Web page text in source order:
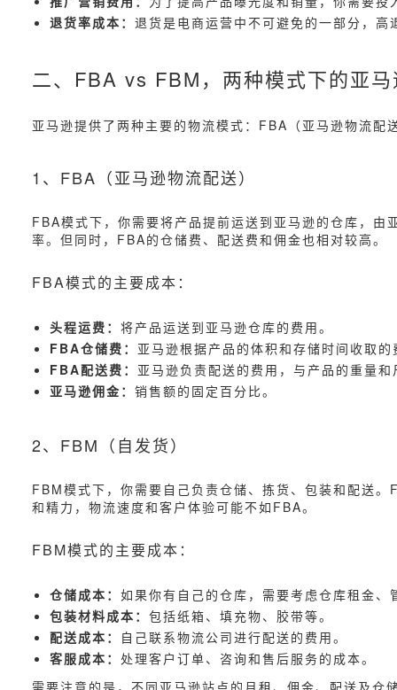
退货率成本： 退货是电商运营中不可避免的一部分，
二、FBA vs FBM，两种模式下的亚
亚马逊提供了两种主要的物流模式：FBA（亚马逊物流
1、FBA（亚马逊物流配送）
FBA模式下，你需要将产品提前运送到亚马逊的仓库，
率。但同时，FBA的仓储费、配送费和佣金也相对较高。
FBA模式的主要成本：
头程运费： 将产品运送到亚马逊仓库的费用。
FBA仓储费： 亚马逊根据产品的体积和存储时间收取的
FBA配送费： 亚马逊负责配送的费用，与产品的重量
亚马逊佣金： 销售额的固定百分比。
2、FBM（自发货）
FBM模式下，你需要自己负责仓储、拣货、包装和配送
和精力，物流速度和客户体验可能不如FBA。
FBM模式的主要成本：
仓储成本： 如果你有自己的仓库，需要考虑仓库租金、
包装材料成本： 包括纸箱、填充物、胶带等。
配送成本： 自己联系物流公司进行配送的费用。
客服成本： 处理客户订单、咨询和售后服务的成本。
需要注意的是，不同亚马逊站点的月租、佣金、配送及